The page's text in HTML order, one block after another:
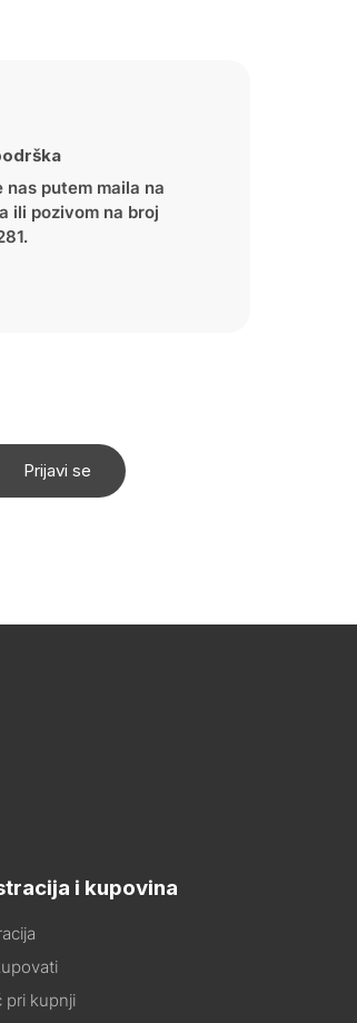
putem maila na
ili pozivom na broj
Prijavi se
i kupovina
pri kupnji